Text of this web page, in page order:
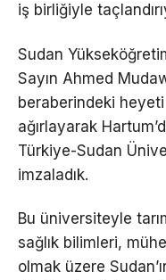
iş birliğiyle
Sudan
Sayın Ahmed
beraberindeki
ağırlayarak
Türkiye-Sudan
imzaladık.
Bu üniversiteyle
sağlık bilimleri,
olmak üzere